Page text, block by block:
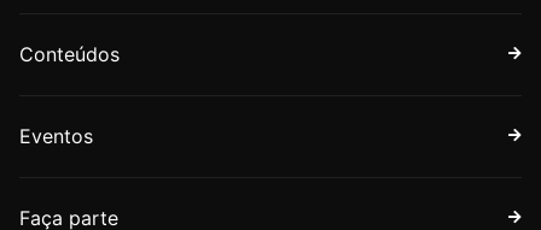
Conteúdos
Eventos
Faça parte